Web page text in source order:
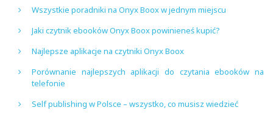
Wszystkie poradniki na Onyx Boox w jednym miejscu
Jaki czytnik ebooków Onyx Boox powinieneś kupić?
Najlepsze aplikacje na czytniki Onyx Boox
Porównanie najlepszych aplikacji do czytania ebooków na
telefonie
Self publishing w Polsce – wszystko, co musisz wiedzieć